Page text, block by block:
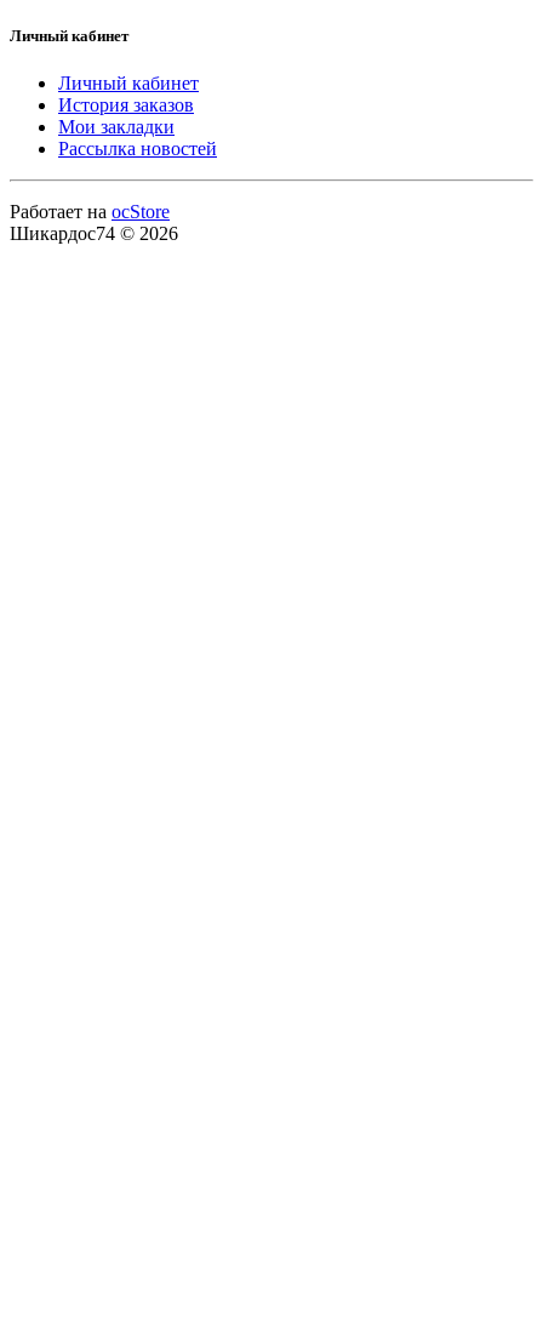
Личный кабинет
Личный кабинет
История заказов
Мои закладки
Рассылка новостей
Работает на ocStore
Шикардос74 © 2026